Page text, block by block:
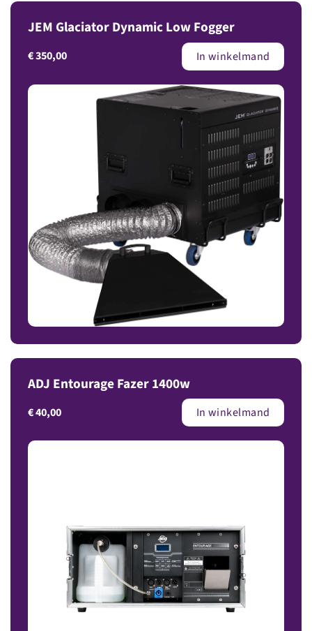
JEM Glaciator Dynamic Low Fogger
€350,00 In winkelmand
ADJ Entourage Fazer 1400w
€40,00 In winkelmand